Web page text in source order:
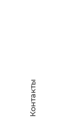
Контакты